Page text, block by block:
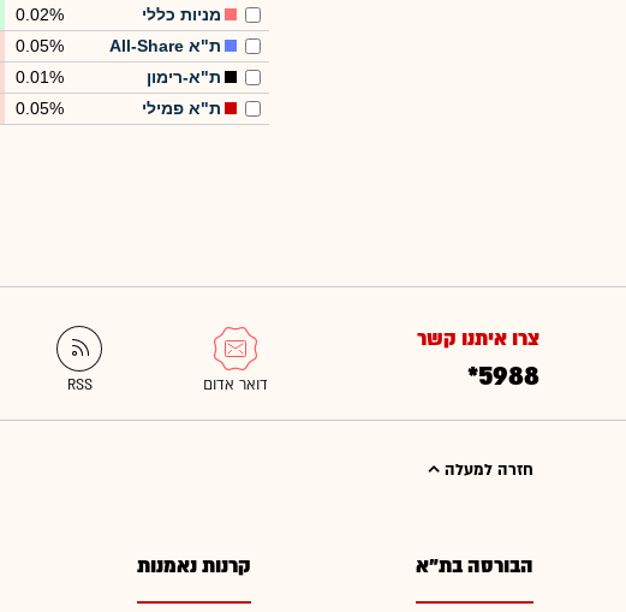
מניות כללי 0.02%
ת"א All-Share
0.05%
ת"א-רימון
0.01%
ת"א פמילי
0.05%
צרו איתנו קשר
*5988
חזרה למעלה
הבורסה בת"א קרנות נאמנות